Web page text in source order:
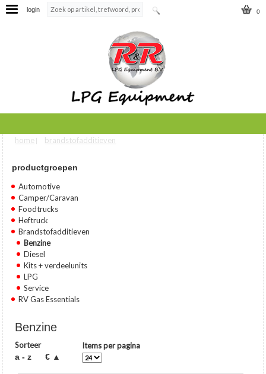
0
login
U bent hier
home | brandstofadditieven
productgroepen
Automotive
Camper/Caravan
Foodtrucks
Heftruck
Brandstofadditieven
Benzine
Diesel
Kits + verdeelunits
LPG
Service
RV Gas Essentials
Benzine
Sorteer
a - z
€ ▲
Items per pagina